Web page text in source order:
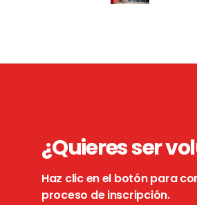
¿Quieres ser
Haz clic en el botón para
proceso de inscripción.